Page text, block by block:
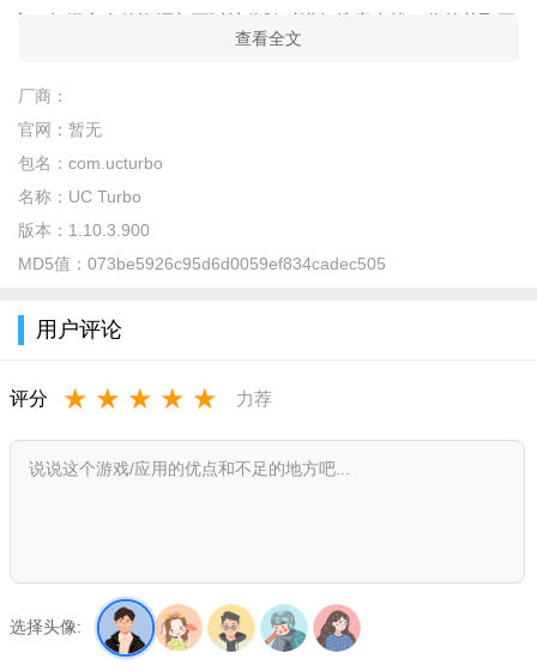
容，超级齐全的资源都可以让你随时进行搜索查找，你的获取更
ucturbo国际版 特色
1、这里的搜索方式非常方便，可以根据个人需求进行查找，
在线内容丰富随时查询；
2、操作非常快，热点上的动态信息实时为你更新，而且每天
同步让你查找更多内容；
有内容都是免费获取的；
所有的文件详情更轻松。
ucturbo国际版 亮点
2、随时给你更好的选择、强大的功能、丰富的页面，快速使
用，满足用户个人使用；
ucturbo国际版 优势
查看全文
厂商：
官网： 暂无
包名： com.ucturbo
名称： UC Turbo
版本： 1.10.3.900
MD5值： 073be5926c95d6d0059ef834cadec505
用户评论
评分 ★ ★ ★ ★ ★ 力荐
选择头像: